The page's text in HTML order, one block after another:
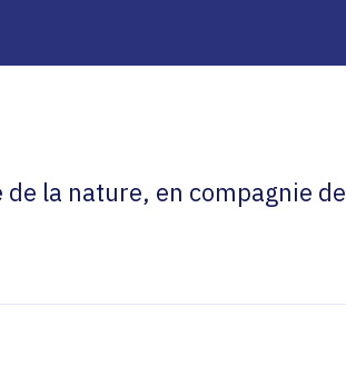
la nature, en compagnie de